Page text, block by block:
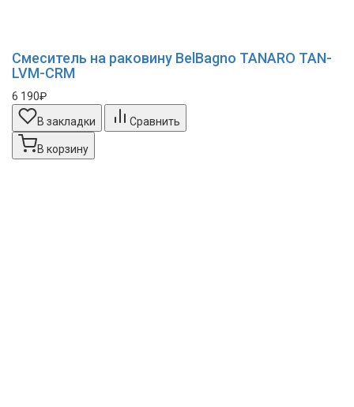
Смеситель на раковину BelBagno TANARO TAN-
LVM-CRM
6 190₽
В закладки
Сравнить
В корзину